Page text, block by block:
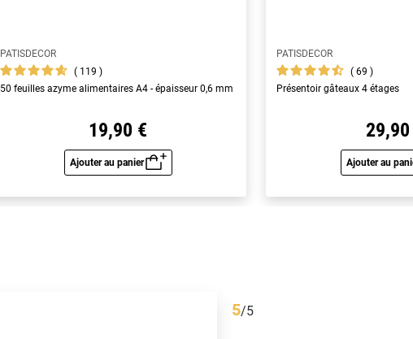
PATISDECOR
119
50 feuilles azyme alimentaires A4 - épaisseur 0,6 mm
19,90 €
Ajouter au panier
Aperçu rapide
PATISDECOR
69
Présentoir gâteaux 4 étages
Ajouter au
5/5